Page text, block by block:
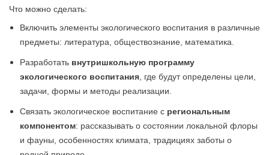
Что можно сделать:
Включить элементы экологического воспитания в различные
предметы: литература, обществознание, математика.
Разработать внутришкольную программу
экологического воспитания , где будут определены цели,
задачи, формы и методы реализации.
Связать экологическое воспитание с региональным
компонентом: рассказывать о состоянии локальной флоры
и фауны, особенностях климата, традициях заботы о